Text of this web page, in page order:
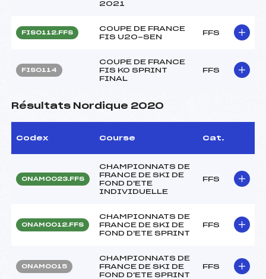
2021
FIS0112.FFS
COUPE DE FRANCE
FIS U20-SEN
FFS
FIS0114
COUPE DE FRANCE
FIS KO SPRINT
FINAL
FFS
Résultats Nordique 2020
Codex Course Cat.
ONAM0023.FFS
CHAMPIONNATS DE
FRANCE DE SKI DE
FOND D'ETE
INDIVIDUELLE
FFS
ONAM0012.FFS
CHAMPIONNATS DE
FRANCE DE SKI DE
FOND D'ETE SPRINT
FFS
ONAM0015
CHAMPIONNATS DE
FRANCE DE SKI DE
FOND D'ETE SPRINT
FFS